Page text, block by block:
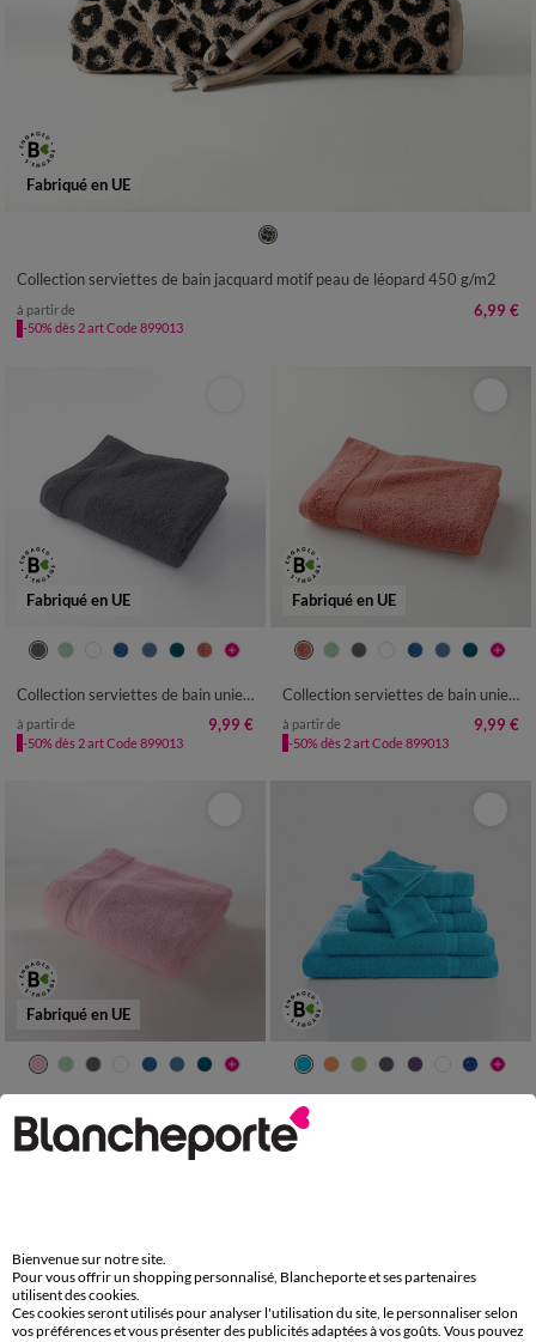
Fabriqué en UE
Collection serviettes de bain jacquard motif peau de léopard 450 g/m2
à partir de 6,99 €
-50% dès 2 art Code 899013
Fabriqué en UE
Collection serviettes de bain unies - confort luxe 540g/m²
à partir de 9,99 €
-50% dès 2 art Code 899013
Fabriqué en UE
Collection serviettes de bain unies - confort luxe 540g/m²
à partir de 9,99 €
-50% dès 2 art Code 899013
Fabriqué en UE
à partir de 9,99 €
-50% dès 2 art Code 899013
à partir de
-50% dès 2 art Code 899013
Bienvenue sur notre site.
Pour vous offrir un shopping personnalisé, Blancheporte et ses partenaires
utilisent des cookies.
Ces cookies seront utilisés pour analyser l'utilisation du site, le personnaliser selon
vos préférences et vous présenter des publicités adaptées à vos goûts. Vous pouvez